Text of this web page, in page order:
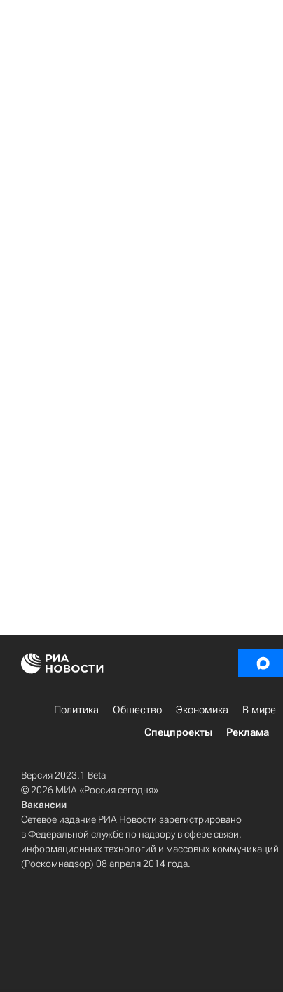
Политика Общество Экономика В мире
Спецпроекты
Реклама
Версия 2023.1 Beta
© 2026 МИА «Россия сегодня»
Вакансии
Сетевое издание РИА Новости зарегистрировано
в Федеральной службе по надзору в сфере связи,
информационных технологий и массовых коммуникаций
(Роскомнадзор) 08 апреля 2014 года.